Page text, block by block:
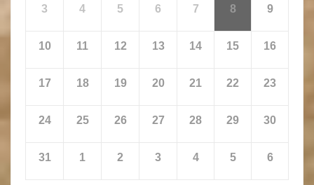
3 4 5 6 7 8 9
10 11 12 13 14 15 16
17 18 19 20 21 22 23
24 25 26 27 28 29 30
31 1 2 3 4 5 6